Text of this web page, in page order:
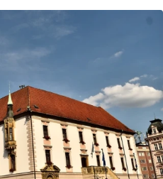
na Horním náměstí,
zdarma. Více o akcích
Tomáše Gottwalda
společenských akcí